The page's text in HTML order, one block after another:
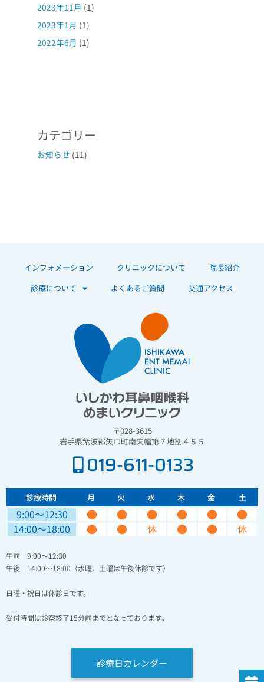
2023年11月 (1)
2023年1月 (1)
2022年6月 (1)
カテゴリー
お知らせ (11)
インフォメーション クリニックについて
院長紹介
診療について
よくあるご質問 交通アクセス
〒028-3615
岩手県紫波郡矢巾町南矢幅第７地割４５５
019-611-0133
診療時間 月 火 水 木 金 土
9:00〜12:30 ● ● ● ● ● ●
14:00〜18:00 ● ● 休 ● ● 休
午前 9:00～12:30
午後 14:00～18:00（水曜、土曜は午後休診です）
日曜・祝日は休診日です。
受付時間は診察終了15分前までとなっております。
診療日カレンダー